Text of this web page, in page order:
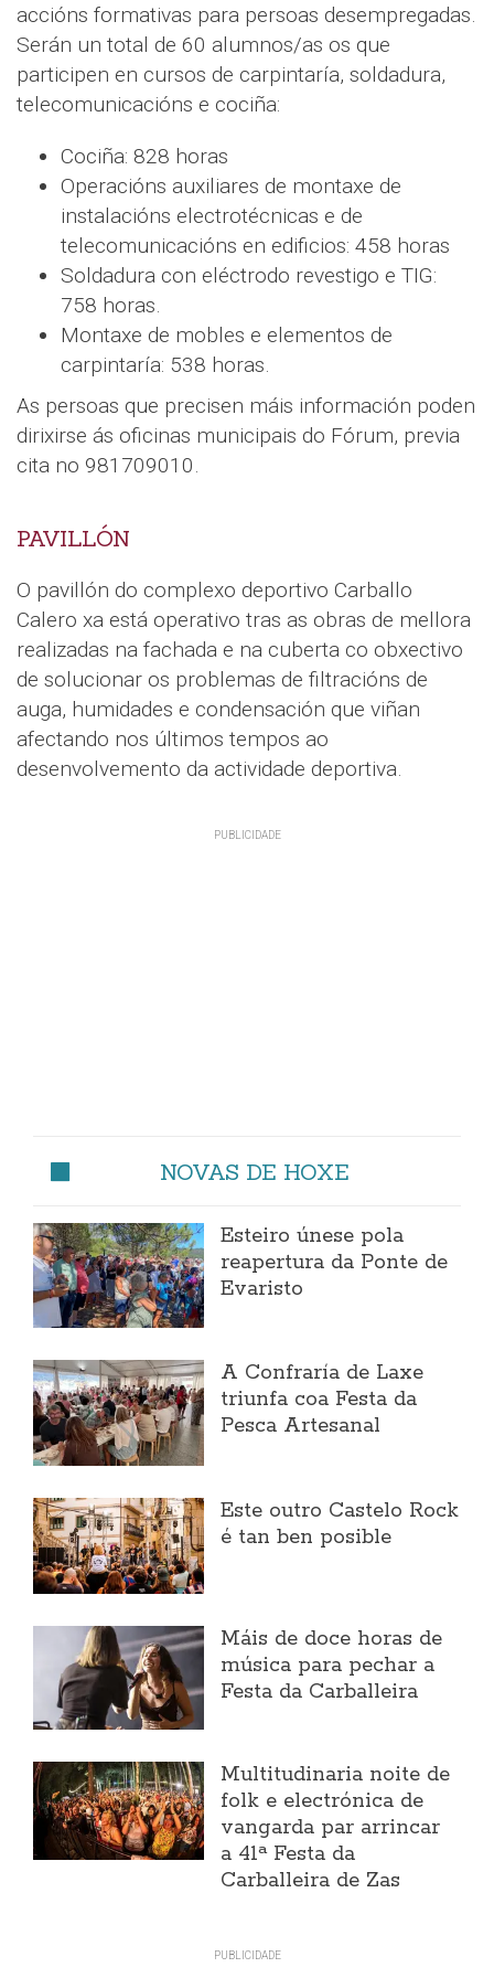
accións formativas para persoas desempregadas.
Serán un total de 60 alumnos/as os que
participen en cursos de carpintaría, soldadura,
telecomunicacións e cociña:
Cociña: 828 horas
Operacións auxiliares de montaxe de
instalacións electrotécnicas e de
telecomunicacións en edificios: 458 horas
Soldadura con eléctrodo revestigo e TIG:
758 horas.
Montaxe de mobles e elementos de
carpintaría: 538 horas.
As persoas que precisen máis información poden
dirixirse ás oficinas municipais do Fórum, previa
cita no 981709010.
PAVILLÓN
O pavillón do complexo deportivo Carballo
Calero xa está operativo tras as obras de mellora
realizadas na fachada e na cuberta co obxectivo
de solucionar os problemas de filtracións de
auga, humidades e condensación que viñan
afectando nos últimos tempos ao
desenvolvemento da actividade deportiva.
NOVAS DE HOXE
Esteiro únese pola
reapertura da Ponte de
Evaristo
A Confraría de Laxe
triunfa coa Festa da
Pesca Artesanal
Este outro Castelo Rock
é tan ben posible
Máis de doce horas de
música para pechar a
Festa da Carballeira
Multitudinaria noite de
folk e electrónica de
vangarda par arrincar
a 41ª Festa da
Carballeira de Zas